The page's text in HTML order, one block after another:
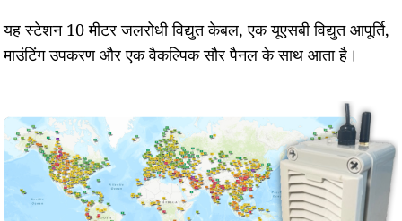
यह स्टेशन 10 मीटर जलरोधी विद्युत केबल, एक यूएसबी विद्युत आपूर्ति,
माउंटिंग उपकरण और एक वैकल्पिक सौर पैनल के साथ आता है।